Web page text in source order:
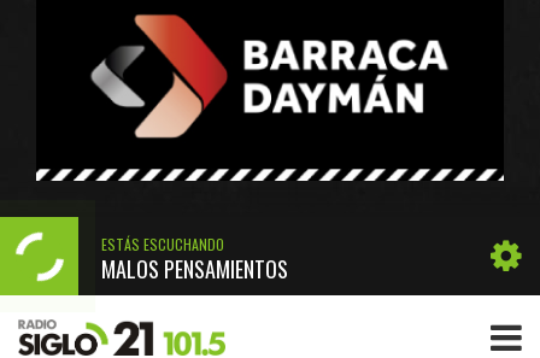
ESTÁS ESCUCHANDO
MALOS PENSAMIENTOS